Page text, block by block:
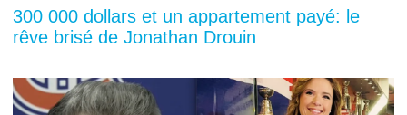
300 000 dollars et un appartement payé: le
rêve brisé de Jonathan Drouin